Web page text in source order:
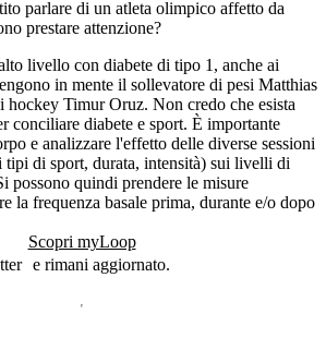
parlare di un atleta olimpico affetto da
prestare attenzione?
livello con diabete di tipo 1, anche ai
in mente il sollevatore di pesi Matthias
hockey Timur Oruz. Non credo che esista
conciliare diabete e sport. È importante
e analizzare l'effetto delle diverse sessioni
tipi di sport, durata, intensità) sui livelli di
possono quindi prendere le misure
la frequenza basale prima, durante e/o dopo
Scopri myLoop
e rimani aggiornato.